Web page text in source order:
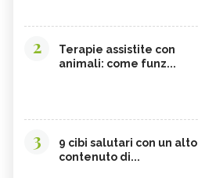
2
Terapie assistite con
animali: come funz...
3
9 cibi salutari con un alto
contenuto di...